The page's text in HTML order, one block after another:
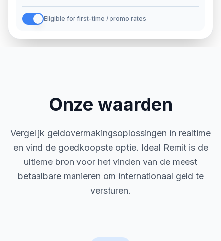
Eligible for first-time / promo rates
Onze waarden
Vergelijk geldovermakingsoplossingen in realtime
en vind de goedkoopste optie. Ideal Remit is de
ultieme bron voor het vinden van de meest
betaalbare manieren om internationaal geld te
versturen.